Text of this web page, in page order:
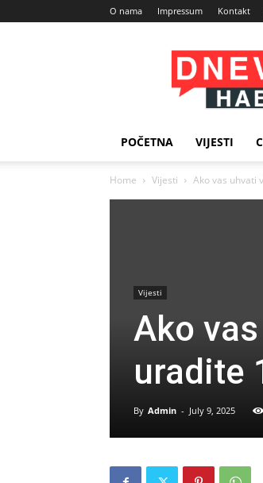
O nama Impressum Kontakt
POČETNA VIJESTI
Home Vijesti Ako vas uhvati
Vijesti
Ako
uradite
By Admin - July 9, 2025